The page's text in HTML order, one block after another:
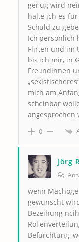
genug wird
halte ich es
Schuld zu
Ich persönlich
Flirten und im
bis ich mir, in
Freundinnen
mich am
scheinbar
angesprochen
0
Jörg
wenn
gewünscht
Bezeihung
Befürchtung,